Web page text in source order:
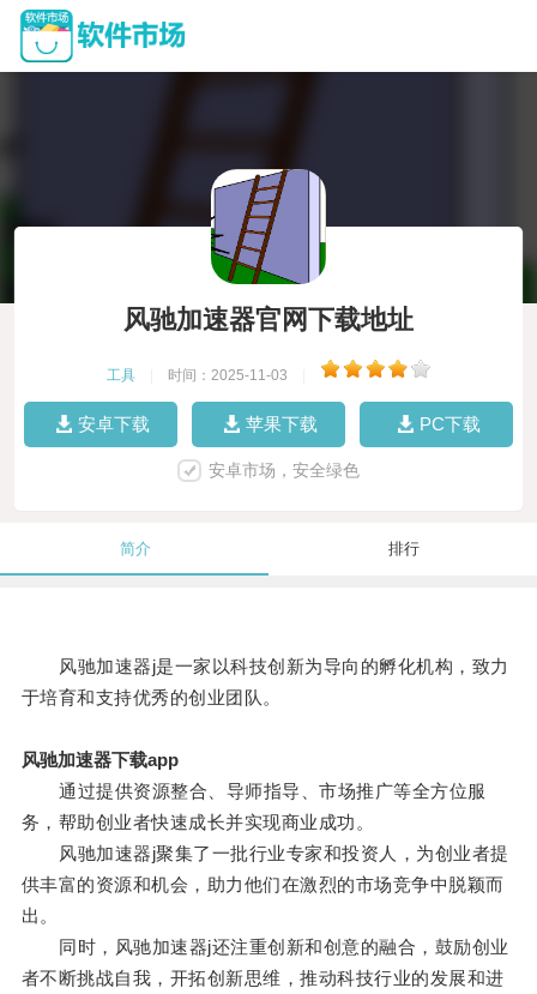
风驰加速器官网下载地址
工具 时间：2025-11-03
安卓下载 苹果下载 PC下载
安卓市场，安全绿色
简介 排行
风驰加速器j是一家以科技创新为导向的孵化机构，致力
于培育和支持优秀的创业团队。
风驰加速器下载app
通过提供资源整合、导师指导、市场推广等全方位服
务，帮助创业者快速成长并实现商业成功。
风驰加速器j聚集了一批行业专家和投资人，为创业者提
供丰富的资源和机会，助力他们在激烈的市场竞争中脱颖而
出。
同时，风驰加速器j还注重创新和创意的融合，鼓励创业
者不断挑战自我，开拓创新思维，推动科技行业的发展和进